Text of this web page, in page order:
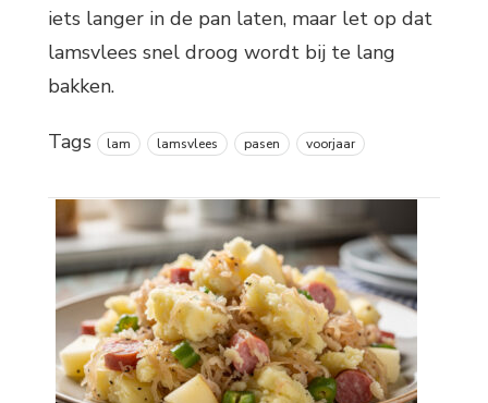
iets langer in de pan laten, maar let op dat
lamsvlees snel droog wordt bij te lang
bakken.
Tags lam lamsvlees pasen voorjaar